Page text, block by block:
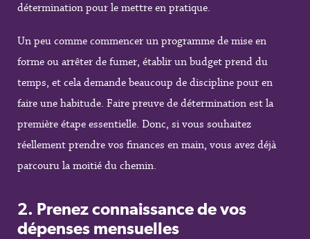
détermination pour le mettre en pratique.
Un peu comme commencer un programme de mise en
forme ou arrêter de fumer, établir un budget prend du
temps, et cela demande beaucoup de discipline pour en
faire une habitude. Faire preuve de détermination est la
première étape essentielle. Donc, si vous souhaitez
réellement prendre vos finances en main, vous avez déjà
parcouru la moitié du chemin.
2. Prenez connaissance de vos
dépenses mensuelles